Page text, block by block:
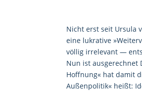
Nicht erst seit Ursula
eine lukrative
völlig irrelevant —
Nun ist ausgerechnet
Hoffnung« hat damit
Außenpolitik« heißt: